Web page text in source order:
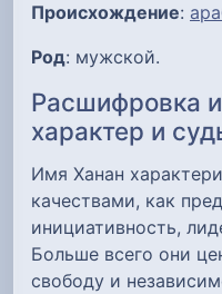
Происхождение:
Род: мужской.
Расшифровка
характер и
Имя Ханан
качествами, как
инициативность,
Больше всего они
свободу и